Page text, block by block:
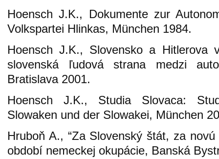
Hoensch J.K., Dokumente zur
Volkspartei Hlinkas, München 1984.
Hoensch J.K., Slovensko a Hitlerova
slovenská ľudová strana medzi
Bratislava 2001.
Hoensch J.K., Studia Slovaca:
Slowaken und der Slowakei, München
Hruboň A., “Za Slovenský štát, za
období nemeckej okupácie, Banská